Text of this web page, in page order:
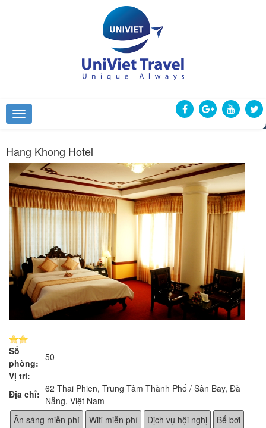
Hang Khong Hotel
Số
phòng:
50
Vị trí:
Địa chỉ: 62 Thai Phien, Trung Tâm Thành Phố / Sân Bay, Đà
Nẵng, Việt Nam
Ăn sáng miễn phí
Wifi miễn phí Dịch vụ hội nghị Bể bơi